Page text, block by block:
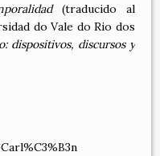
(traducido al
do Vale do Rio dos
dispositivos, discursos y